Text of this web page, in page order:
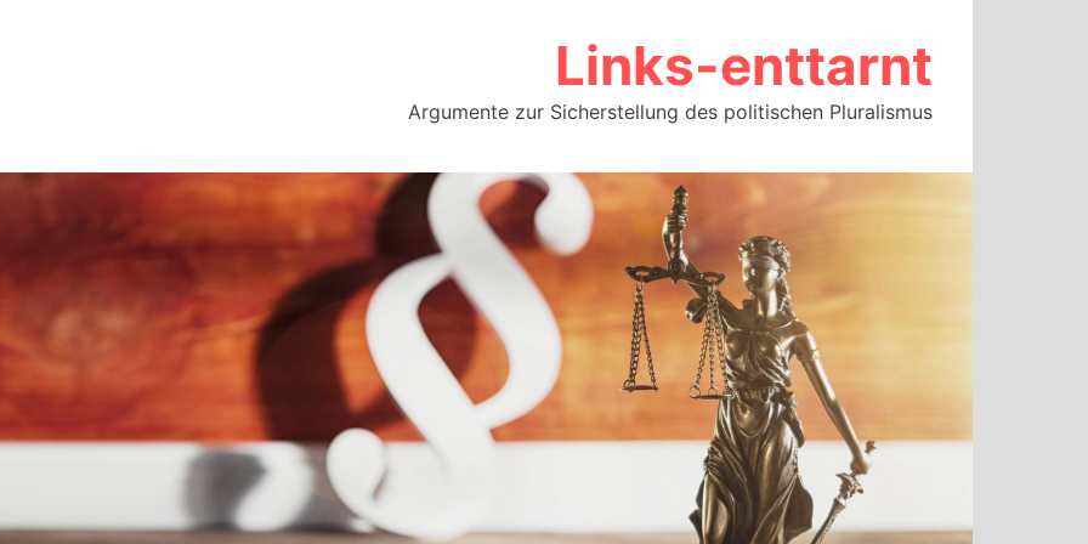
Links-enttarnt
Argumente zur Sicherstellung des politischen Pluralismus